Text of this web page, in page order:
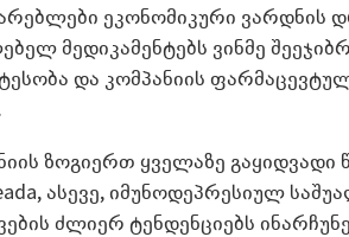
ეკონომიკური ვარდნის
მედიკამენტებს ვინმე
და კომპანიის
ზოგიერთ ყველაზე გაყიდვადი
ასევე, იმუნოდეპრესიულ
ძლიერ ტენდენციებს